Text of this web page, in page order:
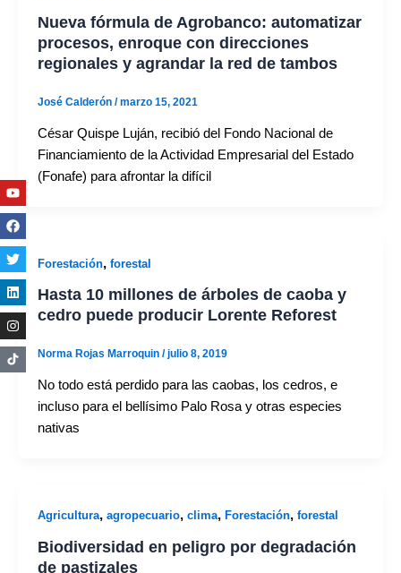
Nueva fórmula de Agrobanco: automatizar
procesos, enroque con direcciones
regionales y agrandar la red de tambos
José Calderón /marzo 15, 2021
César Quispe Luján, recibió del Fondo Nacional de
Financiamiento de la Actividad Empresarial del Estado
(Fonafe) para afrontar la difícil
Forestación, forestal
Hasta 10 millones de árboles de caoba y
cedro puede producir Lorente Reforest
Norma Rojas Marroquin /julio 8, 2019
No todo está perdido para las caobas, los cedros, e
incluso para el bellísimo Palo Rosa y otras especies
nativas
Agricultura, agropecuario, clima, Forestación, forestal
Biodiversidad en peligro por degradación
de pastizales
Youtube
Facebook
Twitter
Linkedin
Instagram